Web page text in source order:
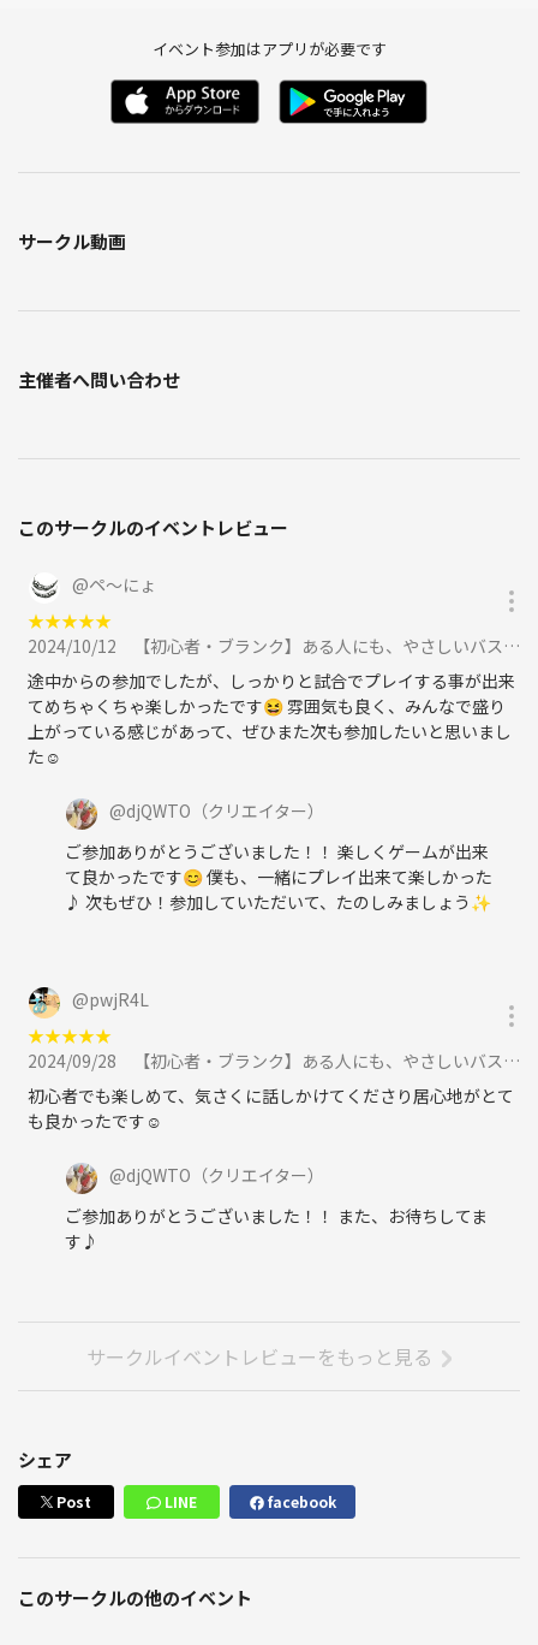
イベント参加はアプリが必要です
サークル動画
主催者へ問い合わせ
このサークルのイベントレビュー
@ペ〜にょ
★★★★★
2024/10/12
【初心者・ブランク】ある人にも、やさしいバスケットボールに参加
途中からの参加でしたが、しっかりと試合でプレイする事が出来
てめちゃくちゃ楽しかったです😆 雰囲気も良く、みんなで盛り
上がっている感じがあって、ぜひまた次も参加したいと思いまし
た☺️
@djQWTO （クリエイター）
ご参加ありがとうございました！！ 楽しくゲームが出来
て良かったです😊 僕も、一緒にプレイ出来て楽しかった
♪ 次もぜひ！参加していただいて、たのしみましょう✨
@pwjR4L
★★★★★
2024/09/28
【初心者・ブランク】ある人にも、やさしいバスケットボールに参加
初心者でも楽しめて、気さくに話しかけてくださり居心地がとて
も良かったです☺️
@djQWTO （クリエイター）
ご参加ありがとうございました！！ また、お待ちしてま
す♪
サークルイベントレビューをもっと見る
シェア
Post LINE facebook
このサークルの他のイベント